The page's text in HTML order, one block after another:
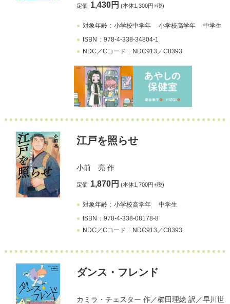
定価 1,430円 (本体1,300円+税)
対象年齢 小学校中学年 小学校高学年
中学生
ISBN
978-4-338-34804-1
NDC／Cコード
NDC913／C8393
江戸を照らせ
小前 亮作
定価 1,870円 (本体1,700円+税)
対象年齢 小学校高学年
中学生
ISBN
978-4-338-08178-8
NDC／Cコード
NDC913／C8393
ダンス・フレンド
カミラ・チェスター 作／櫛田理絵訳／早川世